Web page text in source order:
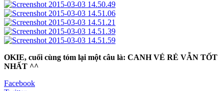
OKIE, cuối cùng tóm lại một câu là: CANH VÉ RẺ VẪN TỐT
NHẤT ^^
Facebook